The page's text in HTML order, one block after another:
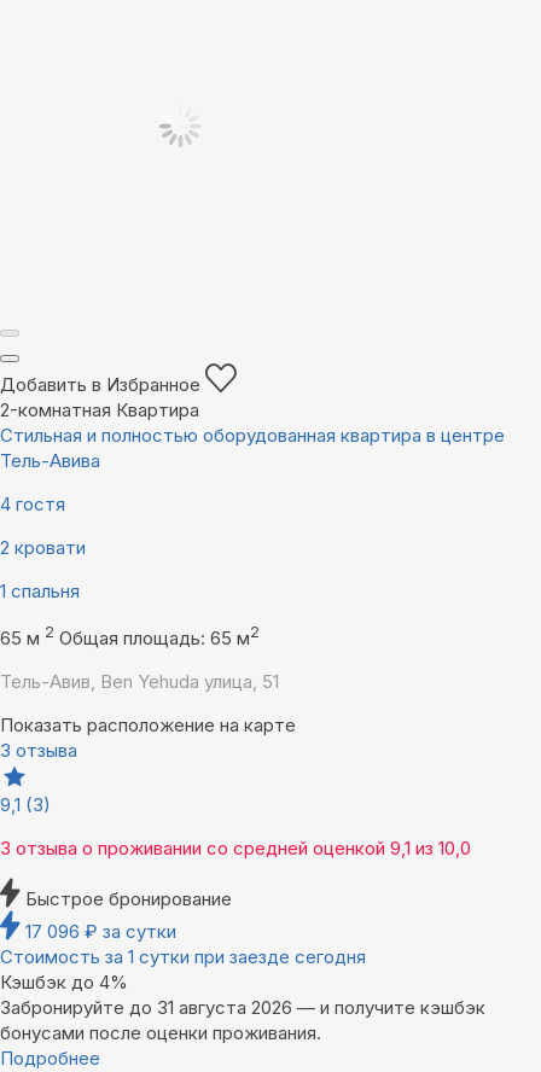
Добавить в Избранное
2-комнатная Квартира
Стильная и полностью оборудованная квартира в центре
Тель-Авива
4 гостя
2 кровати
1 спальня
65 м 2 Общая площадь: 65 м2
Тель-Авив, Ben Yehuda улица, 51
Показать расположение на карте
3 отзыва
9,1 (3)
3 отзыва о проживании со средней оценкой 9,1 из 10,0
Быстрое бронирование
17 096 ₽ за сутки
Стоимость за 1 сутки при заезде сегодня
Кэшбэк до 4%
Забронируйте до 31 августа 2026 — и получите кэшбэк
бонусами после оценки проживания.
Подробнее